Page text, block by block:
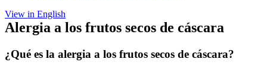
View in English
Alergia a los frutos secos de cáscara
¿Qué es la alergia a los frutos secos de cáscara?